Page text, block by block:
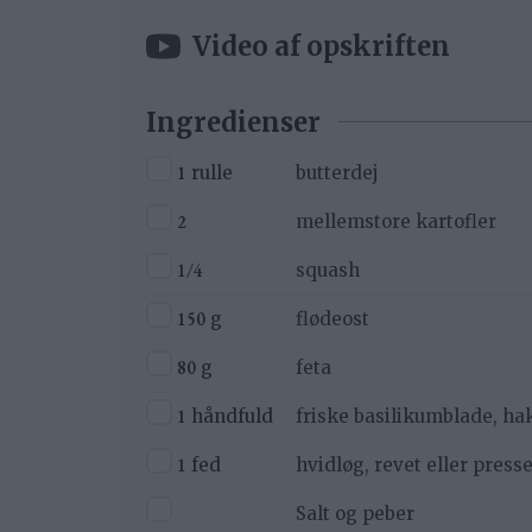
Video af opskriften
Ingredienser
▢
1 rulle butterdej
▢
2 mellemstore kartofler
▢
1/4 squash
▢
150 g flødeost
▢
80 g feta
▢
1 håndfuld friske basilikumblade,
▢
1 fed hvidløg, revet eller
Salt og peber